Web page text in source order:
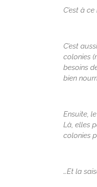
C’est à
C’est
colonies
besoins
bien
Ensuite,
Là, elles
colonies
…Et la